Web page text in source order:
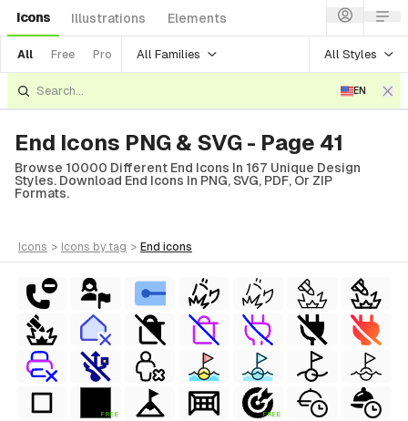
Icons Illustrations Elements
All Free Pro All Families All Styles
EN
End Icons PNG & SVG - Page 41
Browse 10000 Different End Icons In 167 Unique Design
Styles. Download End Icons In PNG, SVG, PDF, Or ZIP
Formats.
icons > icons by tag > end icons
FREE FREE